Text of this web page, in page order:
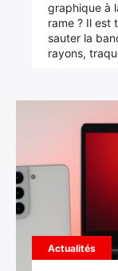
graphique à
rame ? Il est
sauter la
rayons,
Actualités